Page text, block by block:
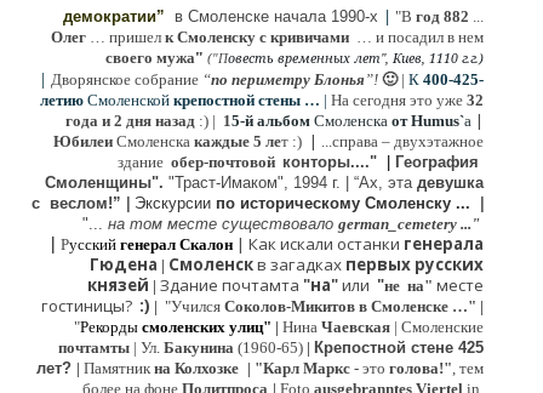
демократии” в Смоленске начала 1990-х | "В год 882 ...
Олег … пришел к Смоленску с кривичами … и посадил в нем
своего мужа" ("Повесть временных лет", Киев, 1110 г.г.)
| Дворянское собрание “по периметру Блонья”! 🙂| К 400-425-
летию Смоленской крепостной стены … | На сегодня это уже 32
года и 2 дня назад :) | 15-й альбом Смоленска от Humus`a |
Юбилеи Смоленска каждые 5 лет :) | ...справа – двухэтажное
здание обер-почтовой конторы...."
Гeография
Cмоленщины". "Траст-Имаком", 1994 г. “Ах, эта девушка
с веслом!”
Экскурсии по историческому Смоленску ...
"... на том месте существовало german_cemetery ..."
| Русский генерал Скалон | Как искали останки генерала
Гюдена | Смоленскв загадках первых русских
князей | Здание почтамта "на"или "не на" месте
гостиницы? :) | "Учился Соколов-Микитов в Смоленске …" |
"Рекорды смоленских улиц" | Нина Чаевская | Смоленские
почтамты | Ул. Бакунина (1960-65) | Крепостной стене 425
лет? | Памятник на Колхозке | "Карл Маркс - это голова!", тем
более на фоне Политпроса | Foto ausgebranntes Viertel in